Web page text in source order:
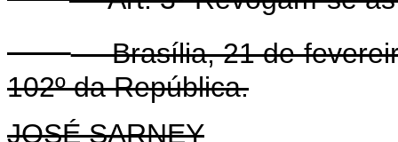
Brasília, 21 de
102º da República.
JOSÉ SARNEY